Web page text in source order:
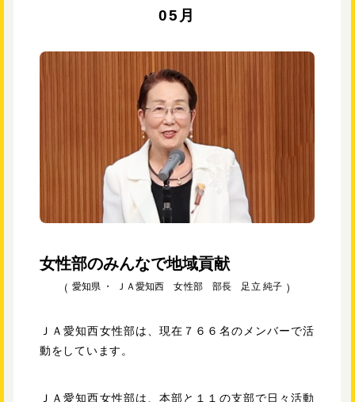
05月
女性部のみんなで地域貢献
愛知県 ・ ＪＡ愛知西 女性部 部長 足立 純子
ＪＡ愛知西女性部は、現在７６６名のメンバーで活
動をしています。
ＪＡ愛知西女性部は、本部と１１の支部で日々活動